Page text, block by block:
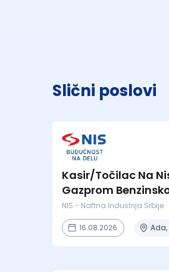
Slični poslovi
Kasir/Točilac Na
Gazprom
NIS - Naftna Industrija Srbije
16.08.2026.